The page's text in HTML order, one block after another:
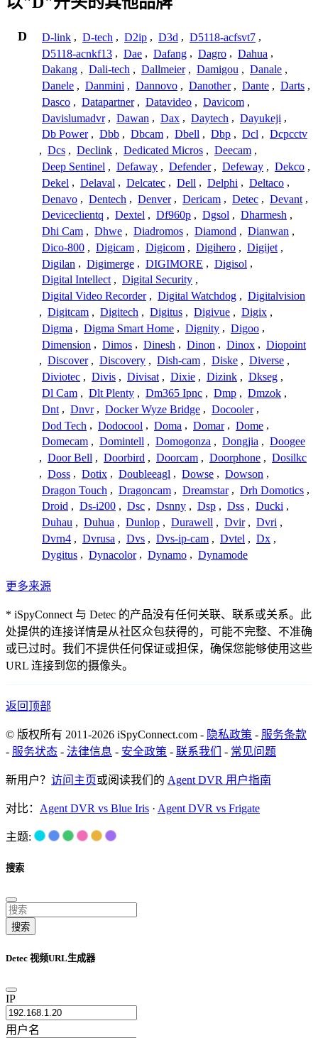
D D-link , D-tech , D2ip , D3d , D5118-acfsvt7 ,
D5118-acnkf13 , Dae , Dafang , Dagro , Dahua ,
Dakang , Dali-tech , Dallmeier , Damigou , Danale ,
Danele , Danmini , Dannovo , Danother , Dante , Darts ,
Dasco , Datapartner , Datavideo , Davicom ,
Davislumadvr , Dawan , Dax , Daytech , Dayukeji ,
Db Power , Dbb , Dbcam , Dbell , Dbp , Dcl , Dcpcctv
, Dcs , Declink , Dedicated Micros , Deecam ,
Deep Sentinel , Defaway , Defender , Defeway , Dekco ,
Dekel , Delaval , Delcatec , Dell , Delphi , Deltaco ,
Denavo , Dentech , Denver , Dericam , Detec , Devant ,
Deviceclientq , Dextel , Df960p , Dgsol , Dharmesh ,
Dhi Cam , Dhwe , Diadromos , Diamond , Dianwan ,
Dico-800 , Digicam , Digicom , Digihero , Digijet ,
Digilan , Digimerge , DIGIMORE , Digisol ,
Digital Intellect , Digital Security ,
Digital Video Recorder , Digital Watchdog , Digitalvision
, Digitcam , Digitech , Digitus , Digivue , Digix ,
Digma , Digma Smart Home , Dignity , Digoo ,
Dimension , Dimos , Dinesh , Dinon , Dinox , Diopoint
, Discover , Discovery , Dish-cam , Diske , Diverse ,
Diviotec , Divis , Divisat , Dixie , Dizink , Dkseg ,
Dl Cam , Dlt Plenty , Dm365 Ipnc , Dmp , Dmzok ,
Dnt , Dnvr , Docker Wyze Bridge , Docooler ,
Dod Tech , Dodocool , Doma , Domar , Dome ,
Domecam , Domintell , Domogonza , Dongjia , Doogee
, Door Bell , Doorbird , Doorcam , Doorphone , Dosilkc
, Doss , Dotix , Doubleeagl , Dowse , Dowson ,
Dragon Touch , Dragoncam , Dreamstar , Drh Domotics ,
Droid , Ds-i200 , Dsc , Dsnny , Dsp , Dss , Ducki ,
Duhau , Duhua , Dunlop , Durawell , Dvir , Dvri ,
Dvrn4 , Dvrusa , Dvs , Dvs-ip-cam , Dvtel , Dx ,
Dygitus , Dynacolor , Dynamo , Dynamode
更多来源
* iSpyConnect 与 Detec 的产品没有任何关联、联系或关系。此
处提供的连接详情是从社区众包获得的，可能不完整、不准确
或已过时。我们不提供任何保证或担保，确保您能够使用这些
URL 连接到您的摄像头。
返回顶部
© 版权所有 2011-2026 iSpyConnect.com - 隐私政策 - 服务条款
- 服务状态 - 法律信息 - 安全政策 - 联系我们 - 常见问题
新用户？ 访问主页或阅读我们的 Agent DVR 用户指南
对比： Agent DVR vs Blue Iris · Agent DVR vs Frigate
主题:
搜索
搜索
Detec 视频URL生成器
IP
用户名